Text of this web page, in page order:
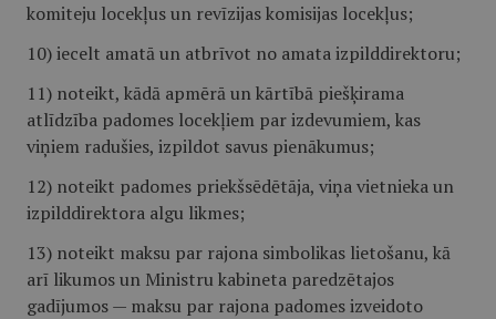
komiteju locekļus un revīzijas komisijas locekļus;
10) iecelt amatā un atbrīvot no amata izpilddirektoru;
11) noteikt, kādā apmērā un kārtībā piešķirama
atlīdzība padomes locekļiem par izdevumiem, kas
viņiem radušies, izpildot savus pienākumus;
12) noteikt padomes priekšsēdētāja, viņa vietnieka un
izpilddirektora algu likmes;
13) noteikt maksu par rajona simbolikas lietošanu, kā
arī likumos un Ministru kabineta paredzētajos
gadījumos — maksu par rajona padomes izveidoto